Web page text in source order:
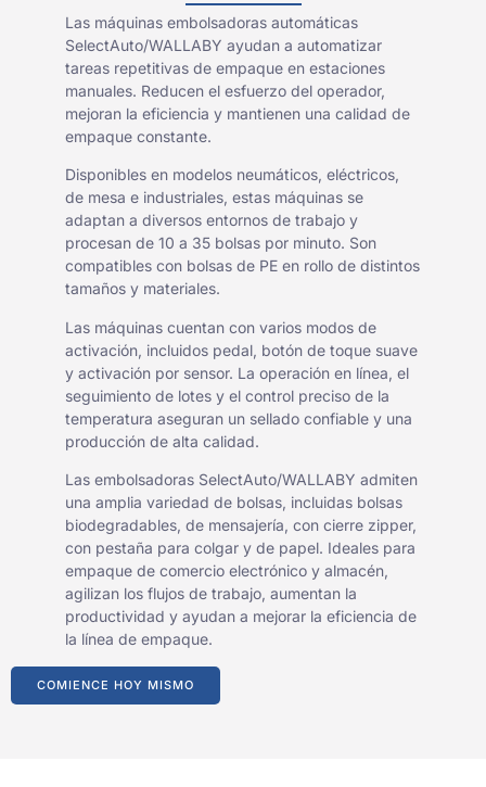
Las máquinas embolsadoras automáticas
SelectAuto/WALLABY ayudan a automatizar
tareas repetitivas de empaque en estaciones
manuales. Reducen el esfuerzo del operador,
mejoran la eficiencia y mantienen una calidad de
empaque constante.
Disponibles en modelos neumáticos, eléctricos,
de mesa e industriales, estas máquinas se
adaptan a diversos entornos de trabajo y
procesan de 10 a 35 bolsas por minuto. Son
compatibles con bolsas de PE en rollo de distintos
tamaños y materiales.
Las máquinas cuentan con varios modos de
activación, incluidos pedal, botón de toque suave
y activación por sensor. La operación en línea, el
seguimiento de lotes y el control preciso de la
temperatura aseguran un sellado confiable y una
producción de alta calidad.
Las embolsadoras SelectAuto/WALLABY admiten
una amplia variedad de bolsas, incluidas bolsas
biodegradables, de mensajería, con cierre zipper,
con pestaña para colgar y de papel. Ideales para
empaque de comercio electrónico y almacén,
agilizan los flujos de trabajo, aumentan la
productividad y ayudan a mejorar la eficiencia de
la línea de empaque.
COMIENCE HOY MISMO